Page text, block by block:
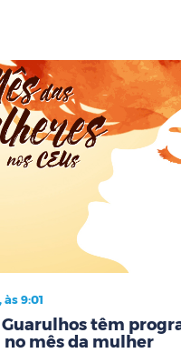
9:01
Guarulhos têm
no mês da mulher